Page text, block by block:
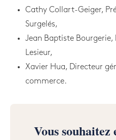
Cathy Collart-Geiger,
Surgelés,
Jean Baptiste
Lesieur,
Xavier Hua, Directeur
commerce.
Vous souhaitez